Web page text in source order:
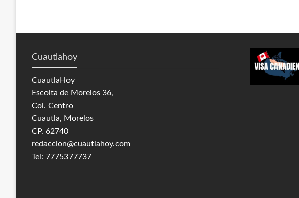
Cuautlahoy
CuautlaHoy
Escolta de Morelos 36,
Col. Centro
Cuautla, Morelos
CP. 62740
redaccion@cuautlahoy.com
Tel: 7775377737